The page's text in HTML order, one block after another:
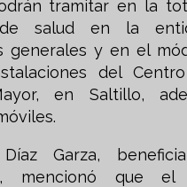
tramitar en la
salud en la
generales y en el
del
en Saltillo,
Díaz Garza,
mencionó que